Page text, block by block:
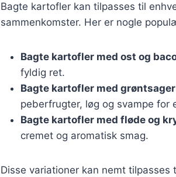
Bagte kartofler kan tilpasses til
sammenkomster. Her er nogle
Bagte kartofler med ost og
fyldig ret.
Bagte kartofler med grøntsager
peberfrugter, løg og svampe for
Bagte kartofler med fløde og
cremet og aromatisk smag.
Disse variationer kan nemt